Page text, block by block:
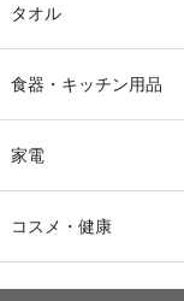
タオル
食器・キッチン用品
家電
コスメ・健康